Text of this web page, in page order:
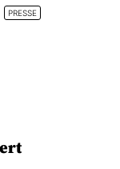
PRESSE